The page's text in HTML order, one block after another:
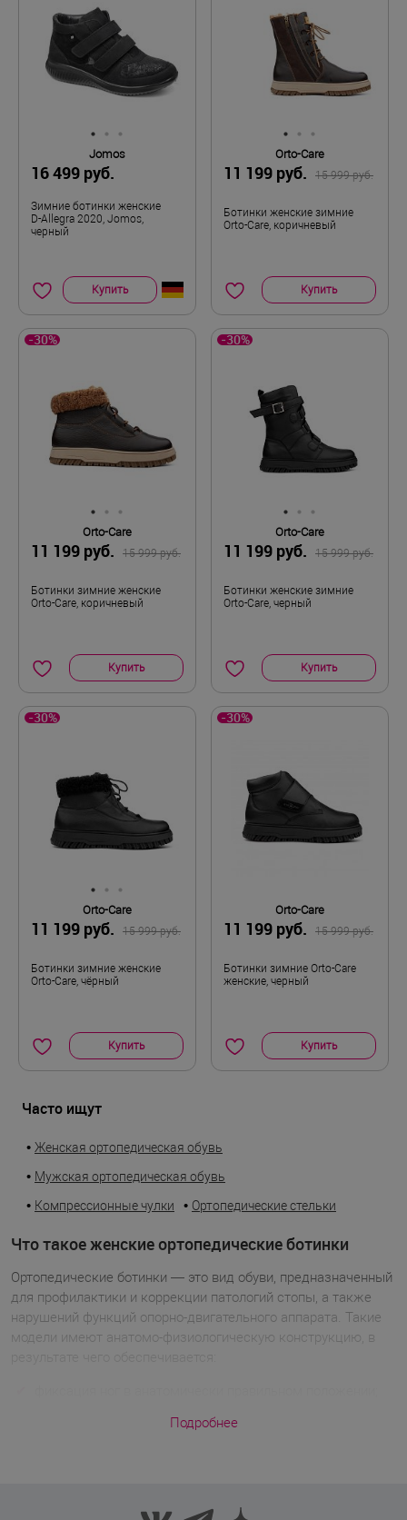
Jomos
16 499 руб.
Зимние ботинки женские
D-Allegra 2020, Jomos,
черный
Купить
Orto-Care
11 199 руб. 15 999 руб.
Ботинки женские зимние
Orto-Care, коричневый
Купить
-30%
Orto-Care
11 199 руб. 15 999 руб.
Ботинки зимние женские
Orto-Care, коричневый
Купить
-30%
Orto-Care
11 199 руб. 15 999 руб.
Ботинки женские зимние
Orto-Care, черный
Купить
-30%
Orto-Care
11 199 руб. 15 999 руб.
Ботинки зимние женские
Orto-Care, чёрный
Купить
-30%
Orto-Care
11 199 руб. 15 999 руб.
Ботинки зимние Orto-Care
женские, черный
Купить
Часто ищут
• Женская ортопедическая обувь
• Мужская ортопедическая обувь
• Компрессионные чулки • Ортопедические стельки
Что такое женские ортопедические ботинки
Ортопедические ботинки — это вид обуви, предназначенный
для профилактики и коррекции патологий стопы, а также
нарушений функций опорно-двигательного аппарата. Такие
модели имеют анатомо-физиологическую конструкцию, в
Подробнее